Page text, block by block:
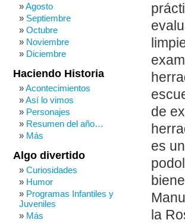
de
es
la
Agosto
Septiembre
Octubre
Noviembre
Diciembre
Haciendo Historia
Acontecimientos
Así lo vimos
Personajes
Resumen del año…
Más
Algo divertido
Curiosidades
Humor
Programas Infantiles y
Juveniles
Más